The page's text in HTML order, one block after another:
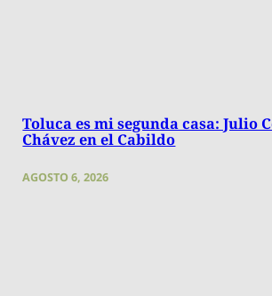
Toluca es mi segunda casa: Julio
Chávez en el Cabildo
AGOSTO 6, 2026